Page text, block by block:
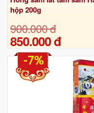
hộp 200g
900.000 đ
850.000 đ
-7%